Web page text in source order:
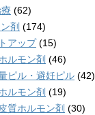
(62)
剤 (174)
アップ(15)
ルモン剤 (46)
ピル・避妊ピル (42)
ルモン剤 (19)
質ホルモン剤 (30)